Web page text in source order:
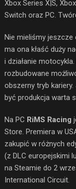
Xbox Series X|S,
Switch oraz PC.
Nie mieliśmy
ma ona kłaść duży
i działanie
rozbudowane
obszerny tryb
być produkcja warta
Na PC RiMS Racing
Store. Premiera w
zakupić w różnych
(z DLC europejskimi
na Steamie do 2
International Circuit.